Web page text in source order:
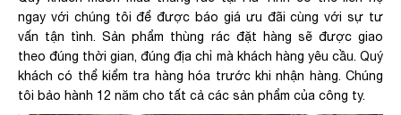
ngay với chúng tôi để được báo giá ưu đãi cùng với sự tư
vấn tận tình. Sản phẩm thùng rác đặt hàng sẽ được giao
theo đúng thời gian, đúng địa chỉ mà khách hàng yêu cầu. Quý
khách có thể kiểm tra hàng hóa trước khi nhận hàng. Chúng
tôi bảo hành 12 năm cho tất cả các sản phẩm của công ty.